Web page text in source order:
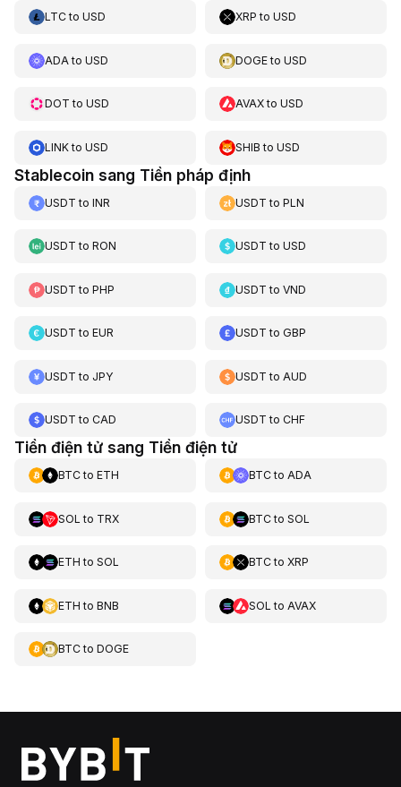
LTCto USD XRP toUSD
ADA to USD DOGEtoUSD
DOT to USD AVAXtoUSD
LINKto USD SHIB toUSD
Stablecoin sang Tiền pháp định
USDT to INR USDT toPLN
USDT to RON USDT toUSD
USDT to PHP USDT toVND
USDT to EUR USDT toGBP
USDT to JPY USDT to AUD
USDT to CAD USDT toCHF
Tiền điện tử sang Tiền điện tử
BTCto ETH BTCto ADA
SOL to TRX BTCto SOL
ETH to SOL BTCto XRP
ETH to BNB SOL to AVAX
BTCto DOGE